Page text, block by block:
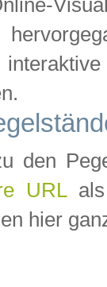
den
URLals
hier